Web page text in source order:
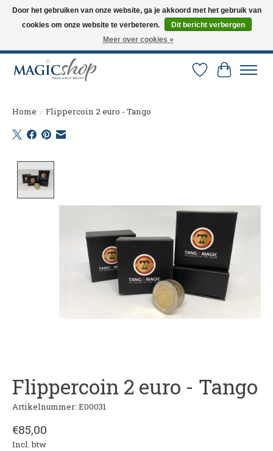
Altijd de nieuwste trucs op voorraad. Snelle verzending via PostNL en DHL.
Langskomen in onze winkel? Bel of mail om een afspraak te maken. 0251-
Verlanglijst
Home / Flippercoin 2 euro - Tango
Flippercoin 2 euro - Tango
Artikelnummer: E00031
€85,00
Incl. btw
Door het gebruiken van onze website, ga je akkoord met het gebruik van
cookies om onze website te verbeteren.
Dit bericht verbergen
Meer over cookies »